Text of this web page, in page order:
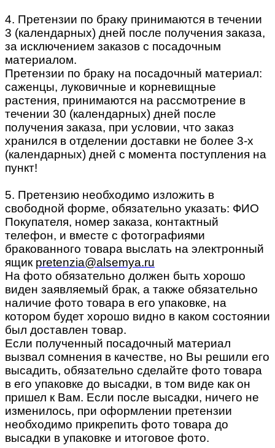
4. Претензии по браку принимаются в течении
3 (календарных) дней после получения заказа,
за исключением заказов с посадочным
материалом.
Претензии по браку на посадочный материал:
саженцы, луковичные и корневищные
растения, принимаются на рассмотрение в
течении 30 (календарных) дней после
получения заказа, при условии, что заказ
хранился в отделении доставки не более 3-х
(календарных) дней с момента поступления на
пункт!
5. Претензию необходимо изложить в
свободной форме, обязательно указать: ФИО
Покупателя, номер заказа, контактный
телефон, и вместе с фотографиями
бракованного товара выслать на электронный
ящик pretenzia@alsemya.ru
На фото обязательно должен быть хорошо
виден заявляемый брак, а также обязательно
наличие фото товара в его упаковке, на
котором будет хорошо видно в каком состоянии
был доставлен товар.
Если полученный посадочный материал
вызвал сомнения в качестве, но Вы решили его
высадить, обязательно сделайте фото товара
в его упаковке до высадки, в том виде как он
пришел к Вам. Если после высадки, ничего не
изменилось, при оформлении претензии
необходимо прикрепить фото товара до
высадки в упаковке и итоговое фото.